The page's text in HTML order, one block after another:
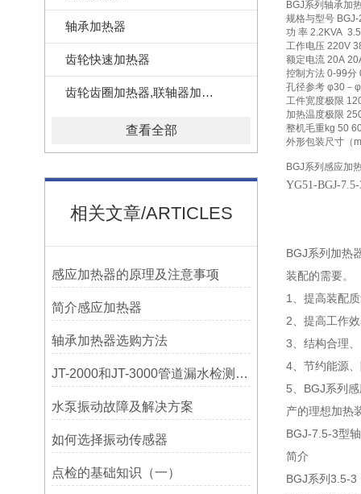
轴承加热器
齿轮快速加热器
齿轮齿圈加热器,联轴器加热器
查看全部
相关文章/ARTICLES
感应加热器的原理及注意事项
简介感应加热器
轴承加热器选购方法
JT-2000和JT-3000管道漏水检测，检漏仪器在实测应用中的特点
水泵振动故障及解决方案
如何选择振动传感器
点检的基础知识（一）
BGJ系列轴承加
规格与型号
功 率 2.2KVA
工作电压 220V
额定电流 20A
控制方法 0-99
孔径参考 φ30－
工件宽度极限
加热温度极限
整机毛重kg 50
外形包装尺寸（
BGJ系列感应加
YG51-BGJ-
BGJ系列加热
装配的需要。
1、提高装配
2、提高工作
3、结构合理
4、节约能源
5、BGJ系列
产的理想加热
BGJ-7.5-3型
简介
BGJ系列3.5-3